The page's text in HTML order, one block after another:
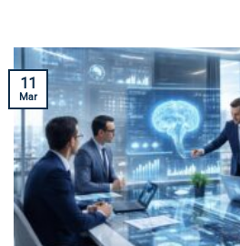
11
Mar